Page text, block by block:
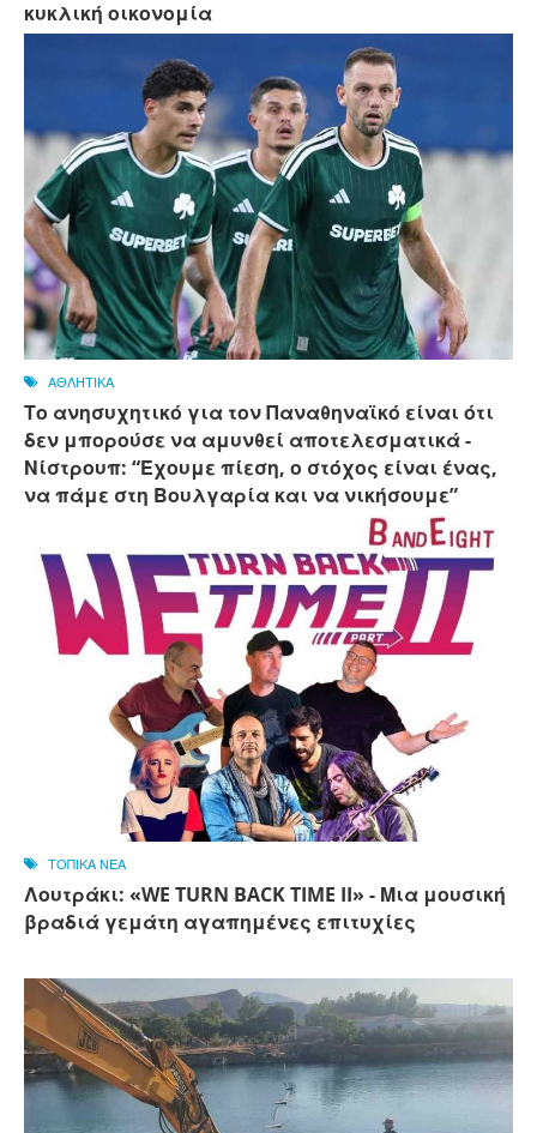
κυκλική οικονομία
ΑΘΛΗΤΙΚΑ
Το ανησυχητικό για τον Παναθηναϊκό είναι ότι
δεν μπορούσε να αμυνθεί αποτελεσματικά -
Νίστρουπ: “Έχουμε πίεση, ο στόχος είναι ένας,
να πάμε στη Βουλγαρία και να νικήσουμε”
ΤΟΠΙΚΑ ΝΕΑ
Λουτράκι: «WE TURN BACK TIME II» - Μια μουσική
βραδιά γεμάτη αγαπημένες επιτυχίες